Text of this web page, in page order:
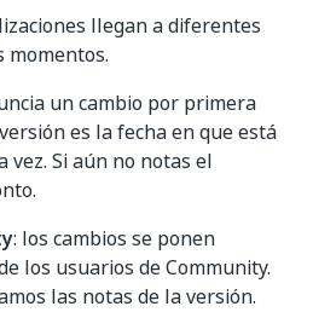
llegan a diferentes
momentos.
un cambio por primera
es la fecha en que está
Si aún no notas el
: los cambios se ponen
los usuarios de Community.
las notas de la versión.